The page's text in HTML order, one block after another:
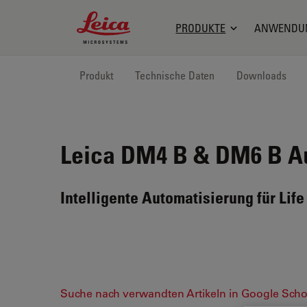
Leica Microsystems Logo
PRODUKTE
Produkt Technische Daten Downloads
Leica DM4 B & DM6 B
Intelligente Automatisierung für
Suche nach verwandten Artikeln in Google